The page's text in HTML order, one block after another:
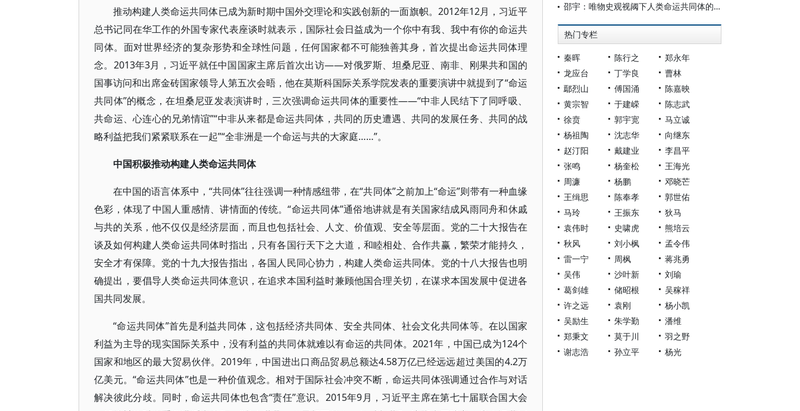
推动构建人类命运共同体已成为新时期中国外交理论和实践创新的一面旗帜。2012年12月，习近平
总书记同在华工作的外国专家代表座谈时就表示，国际社会日益成为一个你中有我、我中有你的命运共
同体。面对世界经济的复杂形势和全球性问题，任何国家都不可能独善其身，首次提出命运共同体理
念。2013年3月，习近平就任中国国家主席后首次出访——对俄罗斯、坦桑尼亚、南非、刚果共和国的
国事访问和出席金砖国家领导人第五次会晤，他在莫斯科国际关系学院发表的重要演讲中就提到了“命运
共同体”的概念，在坦桑尼亚发表演讲时，三次强调命运共同体的重要性——“中非人民结下了同呼吸、
共命运、心连心的兄弟情谊”“中非从来都是命运共同体，共同的历史遭遇、共同的发展任务、共同的战
略利益把我们紧紧联系在一起”“全非洲是一个命运与共的大家庭……”。
中国积极推动构建人类命运共同体
在中国的语言体系中，“共同体”往往强调一种情感纽带，在“共同体”之前加上“命运”则带有一种血缘
色彩，体现了中国人重感情、讲情面的传统。“命运共同体”通俗地讲就是有关国家结成风雨同舟和休戚
与共的关系，他不仅仅是经济层面，而且也包括社会、人文、价值观、安全等层面。党的二十大报告在
谈及如何构建人类命运共同体时指出，只有各国行天下之大道，和睦相处、合作共赢，繁荣才能持久，
安全才有保障。党的十九大报告指出，各国人民同心协力，构建人类命运共同体。党的十八大报告也明
确提出，要倡导人类命运共同体意识，在追求本国利益时兼顾他国合理关切，在谋求本国发展中促进各
国共同发展。
“命运共同体”首先是利益共同体，这包括经济共同体、安全共同体、社会文化共同体等。在以国家
利益为主导的现实国际关系中，没有利益的共同体就难以有命运的共同体。2021年，中国已成为124个
国家和地区的最大贸易伙伴。2019年，中国进出口商品贸易总额达4.58万亿已经远远超过美国的4.2万
亿美元。“命运共同体”也是一种价值观念。相对于国际社会冲突不断，命运共同体强调通过合作与对话
解决彼此分歧。同时，命运共同体也包含“责任”意识。2015年9月，习近平主席在第七十届联合国大会
邵宇：唯物史观视阈下人类命运共同体的三重维度
热门专栏
秦晖 陈行之
郑永年
龙应台
丁学良
曹林
鄢烈山
傅国涌
陈嘉映
黄宗智
于建嵘
陈志武
徐贲
郭宇宽
马立诚
杨祖陶
沈志华
向继东
赵汀阳
戴建业
李昌平
张鸣
杨奎松
王海光
周濂
杨鹏
邓晓芒
王缉思
陈奉孝
郭世佑
马玲
王振东
狄马
袁伟时
史啸虎
熊培云
秋风
刘小枫
孟令伟
雷一宁
周枫
蒋兆勇
吴伟
沙叶新
刘瑜
葛剑雄
储昭根
吴稼祥
许之远
袁刚
杨小凯
吴励生
朱学勤
潘维
郑秉文
莫于川
羽之野
谢志浩
孙立平 杨光